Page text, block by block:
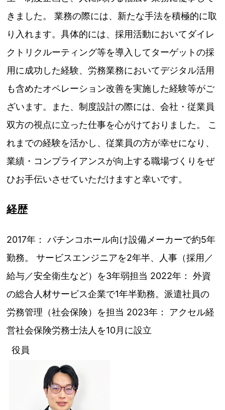
きました。 業務の際には、新たな手法を積極的に取
り入れます。具体的には、採用活動においてダイレ
クトリクルーティング等を導入してターゲットの採
用に成功した経験、労務業務においてデジタル活用
も含めたオペレーション改善を実施した経験等がご
ざいます。また、制度設計の際には、会社・従業員
双方の視点に立った仕事を心がけておりました。 こ
れまでの経験を活かし、従業員の方が幸せになり、
業績・コンプライアンスが向上する職場づくりをぜ
ひお手伝いさせていただけますと幸いです。
経歴
2017年： パチンコホール向け設備メーカーで約5年
勤務。 サービスエンジニアを2年半、人事（採用／
給与／安全衛生など）を3年弱担当 2022年： 外資
の総合人材サービス企業で1年半勤務。派遣社員の
労務管理（社会保険）を担当 2023年： アクセル経
営社会保険労務士法人を10月に設立
役員